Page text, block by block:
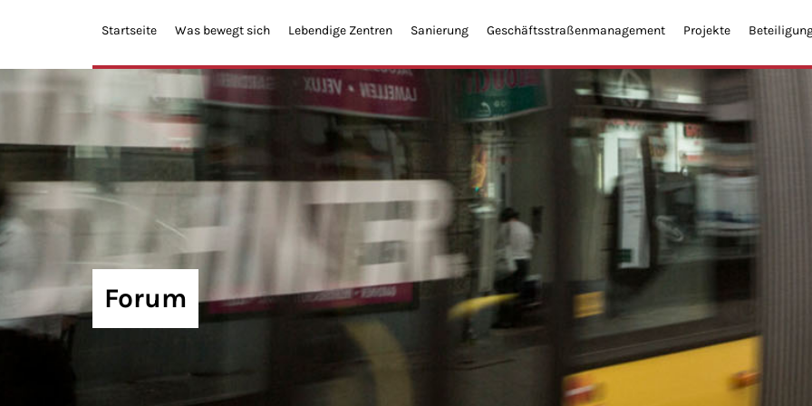
Startseite Was bewegt sich Lebendige Zentren Sanierung Geschäftsstraßenmanagement Projekte
Forum